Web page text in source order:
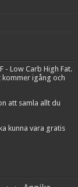
- Low Carb High Fat.
kommer igång och
att samla allt du
kunna vara gratis